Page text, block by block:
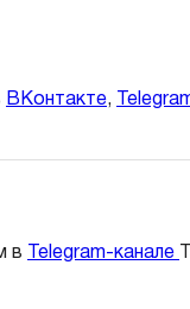
ВКонтакте,
в Telegram-канале